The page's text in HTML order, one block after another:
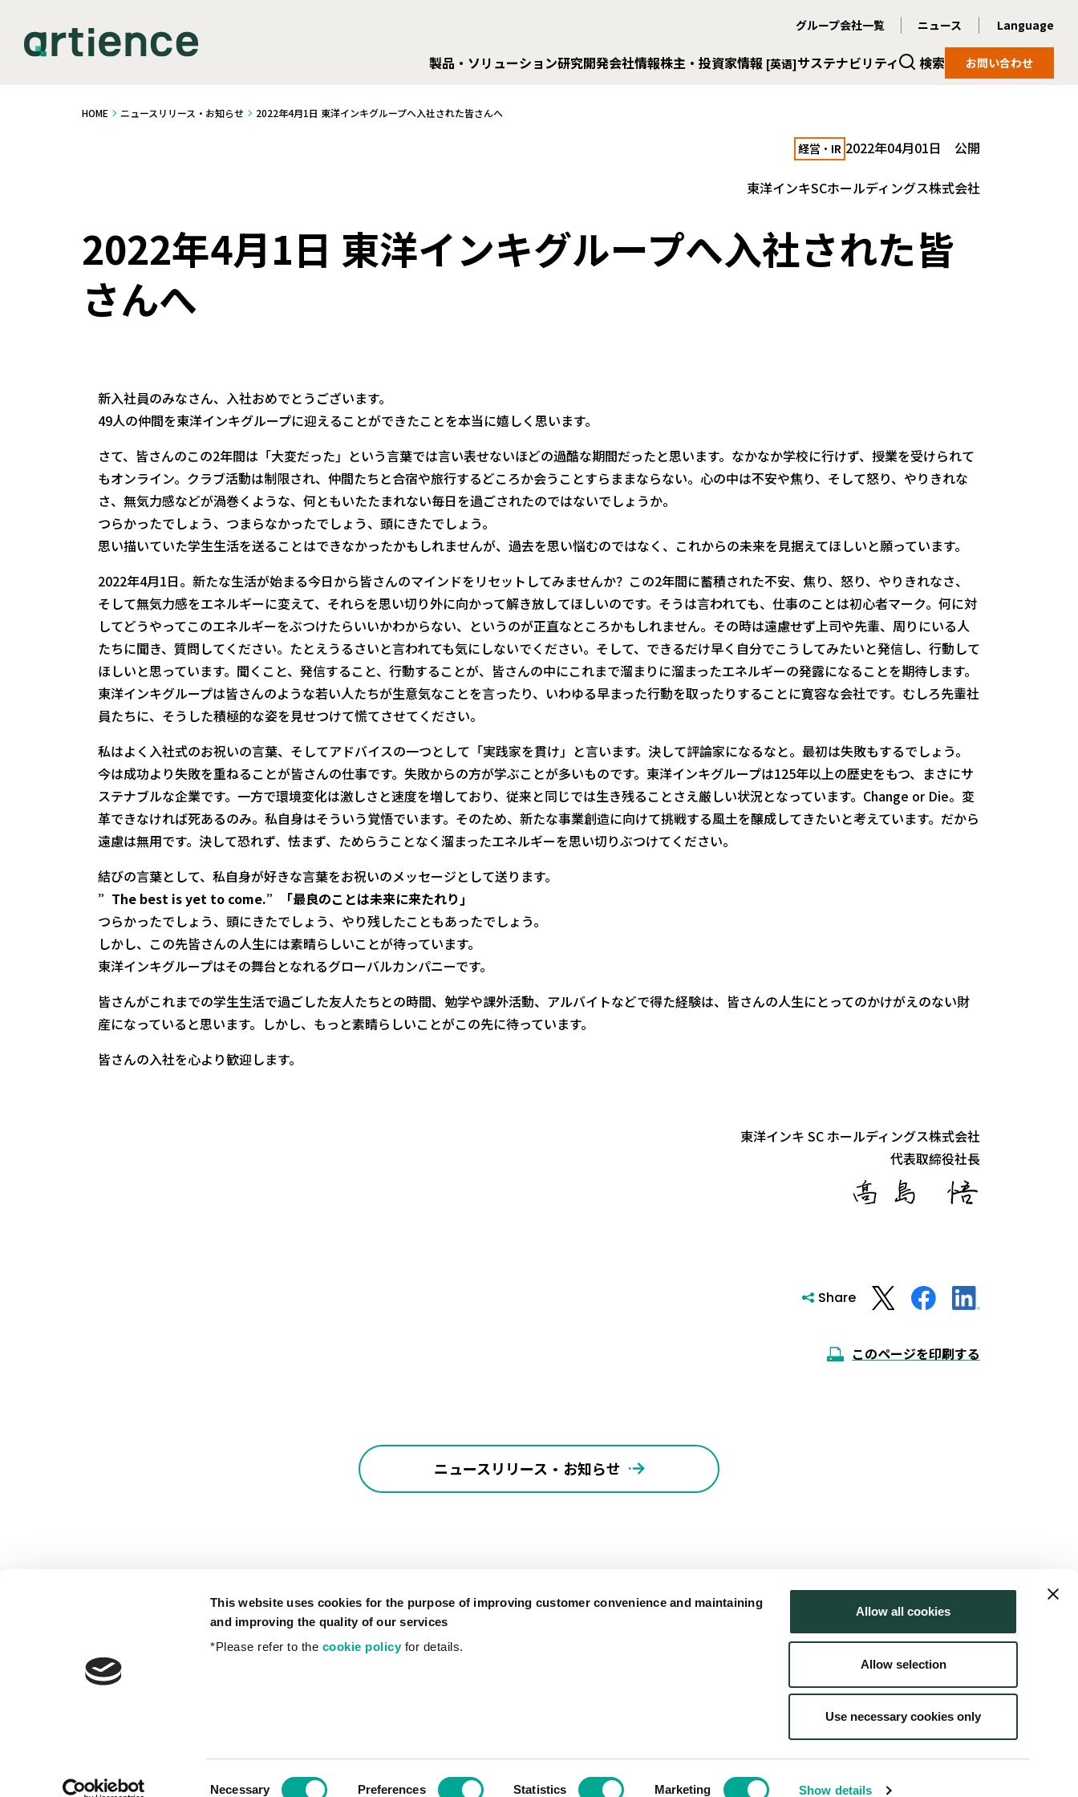
This website uses cookies for the purpose of improving customer convenience and maintaining
and improving the quality of our services
*Please refer to the cookie policyfor details.
Necessary Preferences Statistics Marketing Show details
Allow all cookies
Allow selection
Use necessary cookies only
グループ会社一覧 ニュース Language
製品・ソリューション研究開発会社情報株主・投資家情報 [英语]サステナビリティ 検索 お問い合わせ
HOME ニュースリリース・お知らせ 2022年4月1日 東洋インキグループへ入社された皆さんへ
経営・IR 2022年04月01日 公開
東洋インキSCホールディングス株式会社
2022年4月1日 東洋インキグループへ入社された皆
さんへ
新入社員のみなさん、入社おめでとうございます。
49人の仲間を東洋インキグループに迎えることができたことを本当に嬉しく思います。
さて、皆さんのこの2年間は「大変だった」という言葉では言い表せないほどの過酷な期間だったと思います。なかなか学校に行けず、授業を受けられて
もオンライン。クラブ活動は制限され、仲間たちと合宿や旅行するどころか会うことすらままならない。心の中は不安や焦り、そして怒り、やりきれな
さ、無気力感などが渦巻くような、何ともいたたまれない毎日を過ごされたのではないでしょうか。
つらかったでしょう、つまらなかったでしょう、頭にきたでしょう。
思い描いていた学生生活を送ることはできなかったかもしれませんが、過去を思い悩むのではなく、これからの未来を見据えてほしいと願っています。
2022年4月1日。新たな生活が始まる今日から皆さんのマインドをリセットしてみませんか？この2年間に蓄積された不安、焦り、怒り、やりきれなさ、
そして無気力感をエネルギーに変えて、それらを思い切り外に向かって解き放してほしいのです。そうは言われても、仕事のことは初心者マーク。何に対
してどうやってこのエネルギーをぶつけたらいいかわからない、というのが正直なところかもしれません。その時は遠慮せず上司や先輩、周りにいる人
たちに聞き、質問してください。たとえうるさいと言われても気にしないでください。そして、できるだけ早く自分でこうしてみたいと発信し、行動して
ほしいと思っています。聞くこと、発信すること、行動することが、皆さんの中にこれまで溜まりに溜まったエネルギーの発露になることを期待します。
東洋インキグループは皆さんのような若い人たちが生意気なことを言ったり、いわゆる早まった行動を取ったりすることに寛容な会社です。むしろ先輩社
員たちに、そうした積極的な姿を見せつけて慌てさせてください。
私はよく入社式のお祝いの言葉、そしてアドバイスの一つとして「実践家を貫け」と言います。決して評論家になるなと。最初は失敗もするでしょう。
今は成功より失敗を重ねることが皆さんの仕事です。失敗からの方が学ぶことが多いものです。東洋インキグループは125年以上の歴史をもつ、まさにサ
ステナブルな企業です。一方で環境変化は激しさと速度を増しており、従来と同じでは生き残ることさえ厳しい状況となっています。Change or Die。変
革できなければ死あるのみ。私自身はそういう覚悟でいます。そのため、新たな事業創造に向けて挑戦する風土を醸成してきたいと考えています。だから
遠慮は無用です。決して恐れず、怯まず、ためらうことなく溜まったエネルギーを思い切りぶつけてください。
結びの言葉として、私自身が好きな言葉をお祝いのメッセージとして送ります。
”The best is yet to come.”「最良のことは未来に来たれり」
つらかったでしょう、頭にきたでしょう、やり残したこともあったでしょう。
しかし、この先皆さんの人生には素晴らしいことが待っています。
東洋インキグループはその舞台となれるグローバルカンパニーです。
皆さんがこれまでの学生生活で過ごした友人たちとの時間、勉学や課外活動、アルバイトなどで得た経験は、皆さんの人生にとってのかけがえのない財
産になっていると思います。しかし、もっと素晴らしいことがこの先に待っています。
皆さんの入社を心より歓迎します。
東洋インキ SC ホールディングス株式会社
代表取締役社長
Share
このページを印刷する
ニュースリリース・お知らせ
公式SNSアカウント
サイトマップ